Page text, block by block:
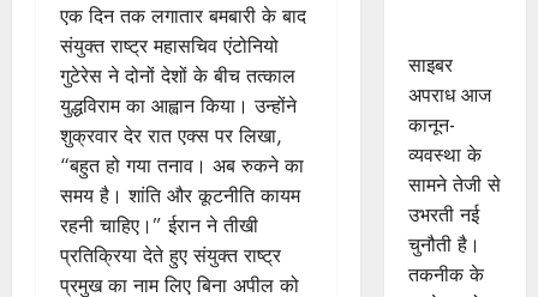
एक दिन तक लगातार बमबारी के बाद
संयुक्त राष्ट्र महासचिव एंटोनियो
गुटेरेस ने दोनों देशों के बीच तत्काल
युद्धविराम का आह्वान किया। उन्होंने
शुक्रवार देर रात एक्स पर लिखा,
“बहुत हो गया तनाव। अब रुकने का
समय है। शांति और कूटनीति कायम
रहनी चाहिए।” ईरान ने तीखी
प्रतिक्रिया देते हुए संयुक्त राष्ट्र
प्रमुख का नाम लिए बिना अपील को
साइबर
अपराध आज
कानून-
व्यवस्था के
सामने तेजी से
उभरती नई
चुनौती है।
तकनीक के